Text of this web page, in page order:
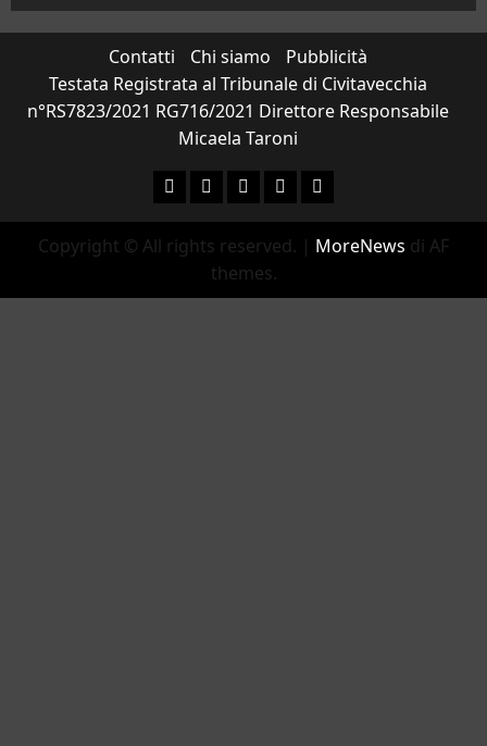
Contatti Chi siamo
Pubblicità
Testata Registrata al Tribunale di Civitavecchia
n°RS7823/2021 RG716/2021 Direttore Responsabile
Micaela Taroni
FacebookInstagram
YouTubeTwitterEmail
Copyright © All rights reserved. | MoreNews di AF
themes.